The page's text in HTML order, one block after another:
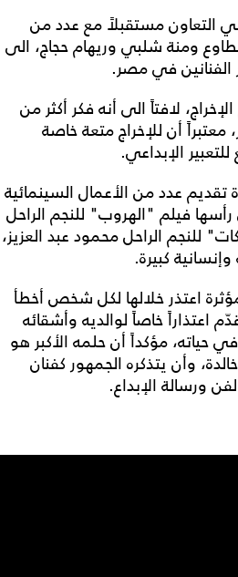
التعاون مستقبلاً مع عدد من
ومنة شلبي وريهام حجاج، الى
الفنانين في مصر.
لافتاً الى أنه فكر أكثر من
أن للإخراج متعة خاصة
الإبداعي.
تقديم عدد من الأعمال السينمائية
رأسها فيلم "الهروب" للنجم الراحل
للنجم الراحل محمود عبد العزيز،
كبيرة.
اعتذر خلالها لكل شخص أخطأ
خاصاً لوالديه وأشقائه
مؤكداً أن حلمه الأكبر هو
وأن يتذكره الجمهور كفنان
ورسالة الإبداع.